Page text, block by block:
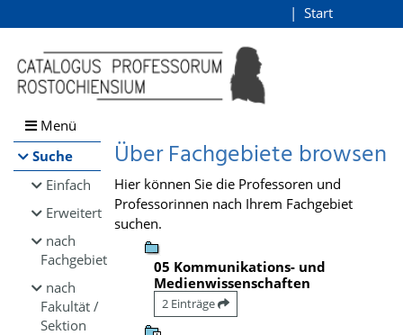
Browsen
direkt zum Inhalt
Start
Menü
Suche
Einfach
Erweitert
nach
Fachgebiet
nach
Fakultät /
Sektion
Über Fachgebiete browsen
Hier können Sie die Professoren und
Professorinnen nach Ihrem Fachgebiet
suchen.
05 Kommunikations- und
Medienwissenschaften
2 Einträge